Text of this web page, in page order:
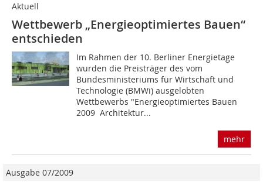
Aktuell
Wettbewerb „Energieoptimiertes Bauen“
entschieden
Im Rahmen der 10. Berliner Energietage
wurden die Preisträger des vom
Bundesministeriums für Wirtschaft und
Technologie (BMWi) ausgelobten
Wettbewerbs "Energieoptimiertes Bauen
2009  Architektur...
mehr
Ausgabe 07/2009